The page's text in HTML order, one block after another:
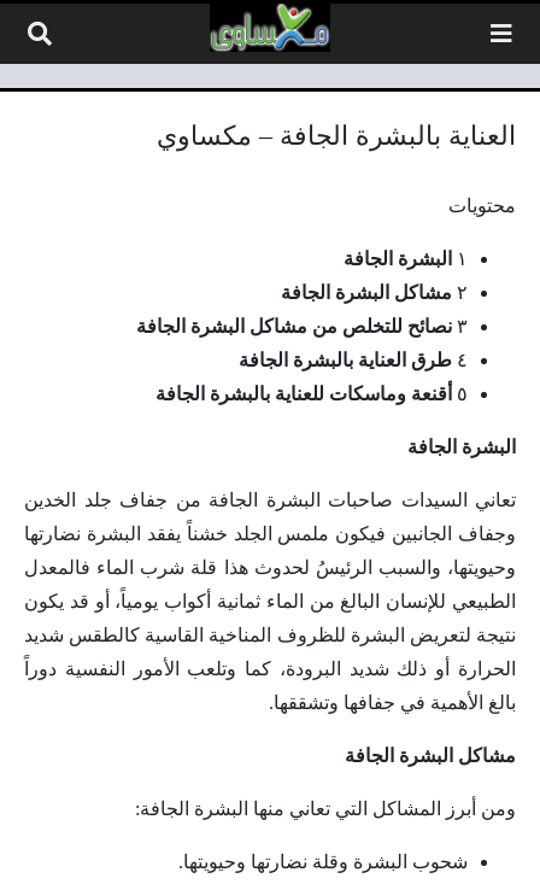
العناية بالبشرة الجافة – مكساوي
محتويات
١
البشرة الجافة
٢ مشاكل البشرة الجافة
٣ نصائح للتخلص من مشاكل البشرة الجافة
٤ طرق العناية بالبشرة الجافة
٥ أقنعة وماسكات للعناية بالبشرة الجافة
البشرة الجافة
تعاني السيدات صاحبات البشرة الجافة من جفاف جلد الخدين
وجفاف الجانبين فيكون ملمس الجلد خشناً يفقد البشرة نضارتها
وحيويتها، والسبب الرئيسُ لحدوث هذا قلة شرب الماء فالمعدل
الطبيعي للإنسان البالغ من الماء ثمانية أكواب يومياً، أو قد يكون
نتيجة لتعريض البشرة للظروف المناخية القاسية كالطقس شديد
الحرارة أو ذلك شديد البرودة، كما وتلعب الأمور النفسية دوراً
بالغ الأهمية في جفافها وتشققها.
مشاكل البشرة الجافة
ومن أبرز المشاكل التي تعاني منها البشرة الجافة:
شحوب البشرة وقلة نضارتها وحيويتها.